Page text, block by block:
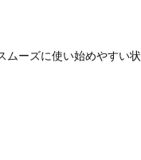
ーズに使い始めやすい